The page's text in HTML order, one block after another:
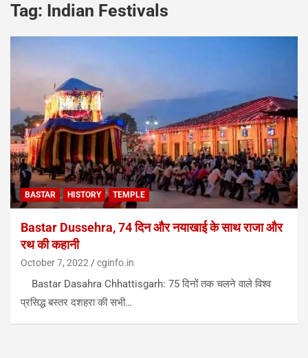
Tag: Indian Festivals
BASTAR HISTORY TEMPLE
Bastar Dussehra, 74 दिन और नयाखाई के साथ राजा और
रथ की कहानी
October 7, 2022 cginfo.in
Bastar Dasahra Chhattisgarh: 75 दिनों तक चलने वाले विश्व
प्रसिद्ध बस्तर दशहरा की सभी…